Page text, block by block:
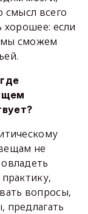
смысл всего
хорошее: если
мы сможем
не
вопросы,
предлагать